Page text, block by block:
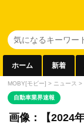
ホーム 新着
MOBY[モビー] > ニュース >
自動車業界速報
画像：【2024